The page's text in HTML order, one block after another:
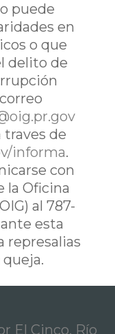
puede
en
o que
delito de
traves de
informa.
con
la Oficina
al 787-
esta
represalias
El Cinco, Río